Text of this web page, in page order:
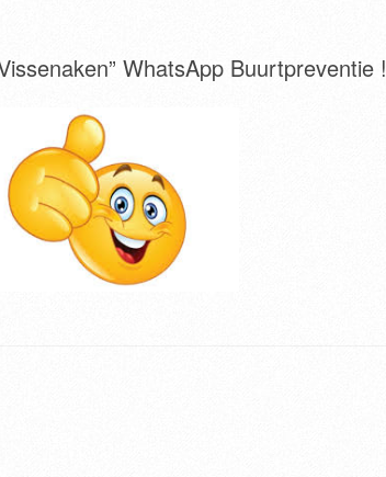
WhatsApp Buurtpreventie !